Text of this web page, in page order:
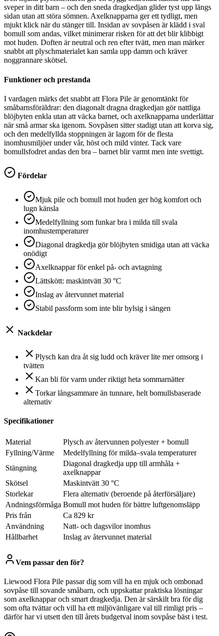
sveper in ditt barn – och den sneda dragkedjan glider tyst upp längs
sidan utan att störa sömnen. Axelknapparna ger ett tydligt, men
mjukt klick när du stänger till. Insidan av sovpåsen är klädd i sval
bomull som andas, vilket minimerar risken för att det blir klibbigt
mot huden. Doften är neutral och ren efter tvätt, men man märker
snabbt att plyschmaterialet kan samla upp damm och kräver
noggrannare skötsel.
Funktioner och prestanda
I vardagen märks det snabbt att Flora Pile är genomtänkt för
småbarnsföräldrar: den diagonalt dragna dragkedjan gör nattliga
blöjbyten enkla utan att väcka barnet, och axelknapparna underlättar
när små armar ska igenom. Sovpåsen sitter stadigt utan att korva sig,
och den medelfyllda stoppningen är lagom för de flesta
inomhusmiljöer under vår, höst och mild vinter. Tack vare
bomullsfodret andas den bra – barnet blir varmt men inte svettigt.
Fördelar
Mjuk pile och bomull mot huden ger hög komfort och
lugn känsla
Medelfyllning som funkar bra i milda till svala
inomhustemperaturer
Diagonal dragkedja gör blöjbyten smidiga utan att väcka
onödigt
Axelknappar för enkel på- och avtagning
Lättskött: maskintvätt 30 °C
Inslag av återvunnet material
Stabil passform som inte blir bylsig i sängen
Nackdelar
Plysch kan dra åt sig ludd och kräver lite mer omsorg i
tvätten
Kan bli för varm under riktigt heta sommarnätter
Torkar långsammare än tunnare, helt bomullsbaserade
alternativ
Specifikationer
Material
Plysch av återvunnen polyester + bomull
Fyllning/Värme
Medelfyllning för milda–svala temperaturer
Stängning
Diagonal dragkedja upp till armhåla +
axelknappar
Skötsel
Maskintvätt 30 °C
Storlekar
Flera alternativ (beroende på återförsäljare)
Andningsförmåga Bomull mot huden för bättre luftgenomsläpp
Pris från
Ca 829 kr
Användning
Natt- och dagsvilor inomhus
Hållbarhet
Inslag av återvunnet material
Vem passar den för?
Liewood Flora Pile passar dig som vill ha en mjuk och ombonad
sovpåse till sovande småbarn, och uppskattar praktiska lösningar
som axelknappar och smart dragkedja. Den är särskilt bra för dig
som ofta tvättar och vill ha ett miljövänligare val till rimligt pris –
därför har vi utsett den till årets budgetval inom sovpåse bäst i test.